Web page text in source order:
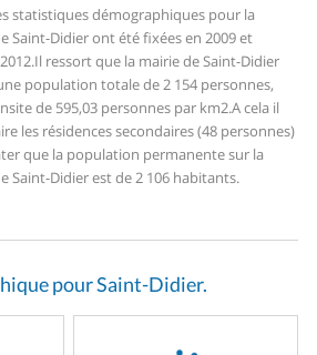
statistiques démographiques pour la
Saint-Didier ont été fixées en 2009 et
Il ressort que la mairie de Saint-Didier
population totale de 2 154 personnes,
de 595,03 personnes par km2.A cela il
les résidences secondaires (48 personnes)
que la population permanente sur la
Saint-Didier est de 2 106 habitants.
pour Saint-Didier.